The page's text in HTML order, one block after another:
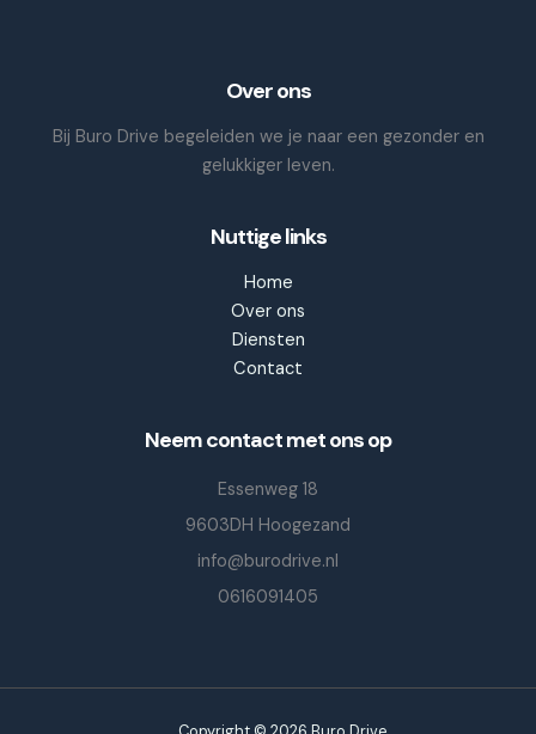
Over ons
Bij Buro Drive begeleiden we je naar een gezonder en
gelukkiger leven.
Nuttige links
Home
Over ons
Diensten
Contact
Neem contact met ons op
Essenweg 18
9603DH Hoogezand
info@burodrive.nl
0616091405